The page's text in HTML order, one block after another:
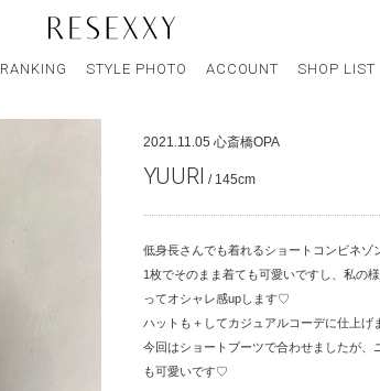
RANKING STYLE PHOTO ACCOUNT SHOP LIST
2021.11.05 心斎橋OPA
YUURI / 145cm
低身長さんでも着れるショートコンビネゾ
1枚でそのまま着ても可愛いですし、私の
ってオシャレ感upします♡
ハットも＋してカジュアルコーデに仕上げ
今回はショートブーツで合わせましたが
も可愛いです♡